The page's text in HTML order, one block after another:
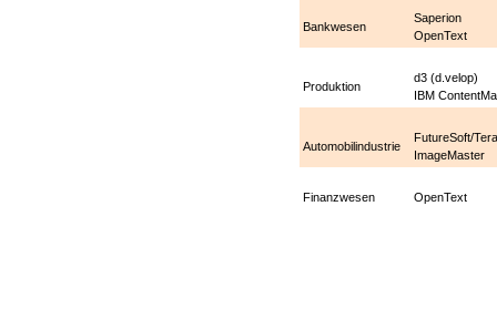
Bankwesen
Saperion
OpenText
Produktion
d3 (d.velop)
IBM
Automobilindustrie
FutureSoft/
ImageMaster
Finanzwesen OpenText